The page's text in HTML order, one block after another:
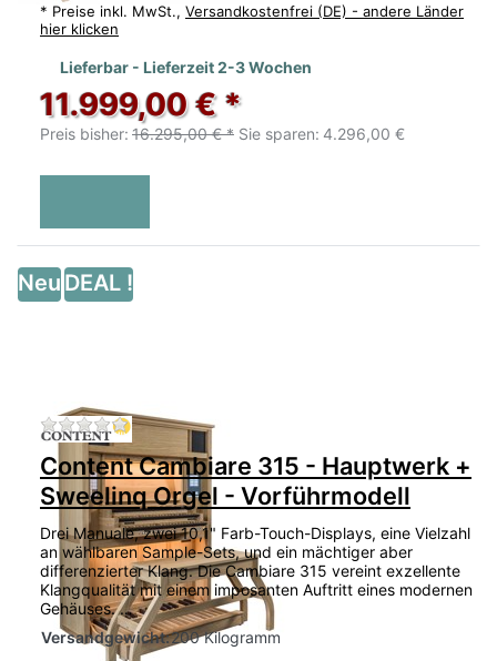
* Preise inkl. MwSt., Versandkostenfrei (DE) - andere Länder
hier klicken
Lieferbar - Lieferzeit 2-3 Wochen
11.999,00 € *
Preis bisher: 16.295,00 € * Sie sparen: 4.296,00 €
Neu DEAL !
Zu diesem Produkt liegen noch keine
Content Cambiare 315 - Hauptwerk +
Sweelinq Orgel - Vorführmodell
Drei Manuale, zwei 10,1" Farb-Touch-Displays, eine Vielzahl
an wählbaren Sample-Sets, und ein mächtiger aber
differenzierter Klang. Die Cambiare 315 vereint exzellente
Klangqualität mit einem imposanten Auftritt eines modernen
Gehäuses. …
Versandgewicht:200 Kilogramm